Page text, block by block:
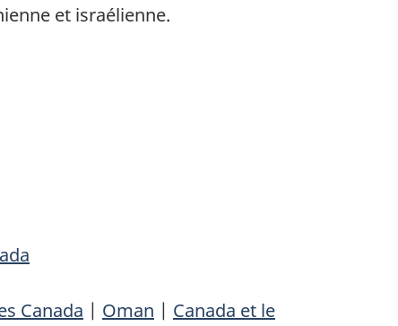
et israélienne.
Canada | Oman | Canada et le